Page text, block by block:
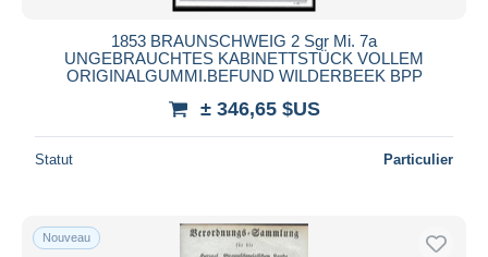
1853 BRAUNSCHWEIG 2 Sgr Mi. 7a
UNGEBRAUCHTES KABINETTSTÜCK VOLLEM
ORIGINALGUMMI.BEFUND WILDERBEEK BPP
± 346,65 $US
Statut Particulier
Nouveau